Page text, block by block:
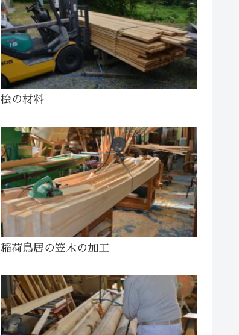
桧の材料
稲荷鳥居の笠木の加工